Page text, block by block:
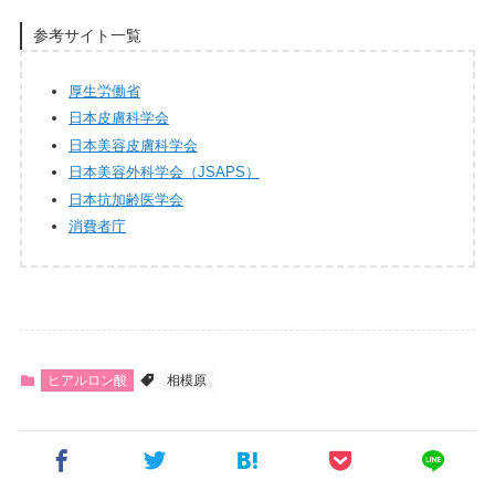
参考サイト一覧
厚生労働省
日本皮膚科学会
日本美容皮膚科学会
日本美容外科学会（JSAPS）
日本抗加齢医学会
消費者庁
ヒアルロン酸 相模原